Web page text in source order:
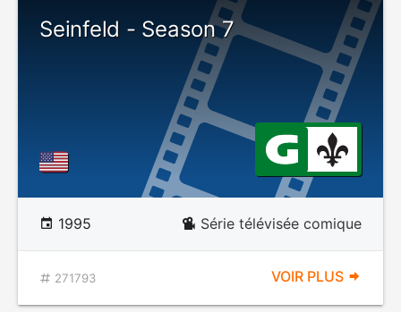
Seinfeld - Season 7
1995 Série télévisée comique
271793 VOIR PLUS